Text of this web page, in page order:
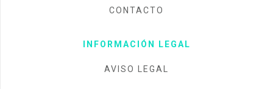
CONTACTO
INFORMACIÓN LEGAL
AVISO LEGAL